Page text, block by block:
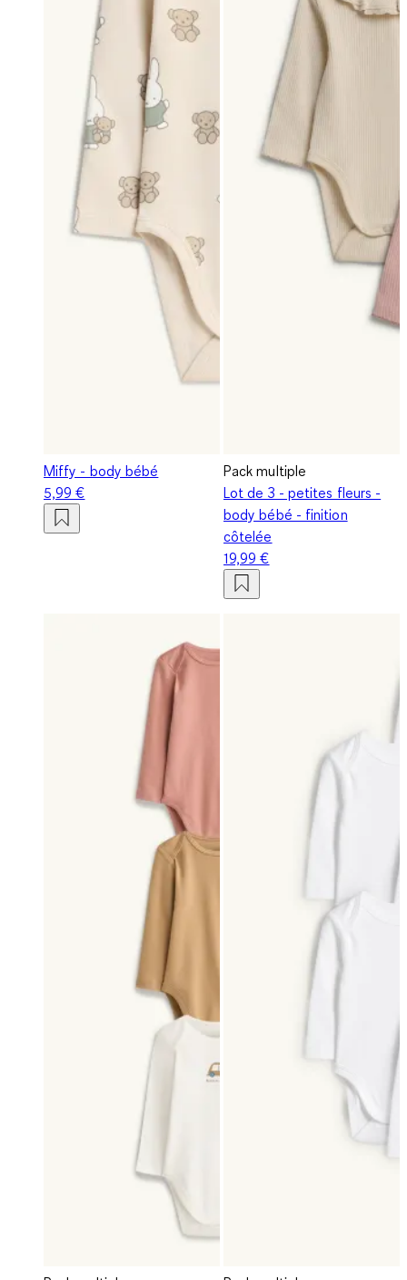
Miffy - body bébé
5,99 €
Pack multiple
Lot de 3 - petites fleurs -
body bébé - finition
côtelée
19,99 €